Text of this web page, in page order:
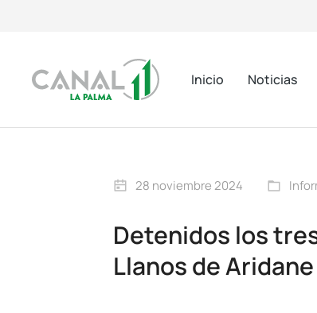
Inicio Noticias
28 noviembre 2024
Detenidos los
Llanos de Aridane